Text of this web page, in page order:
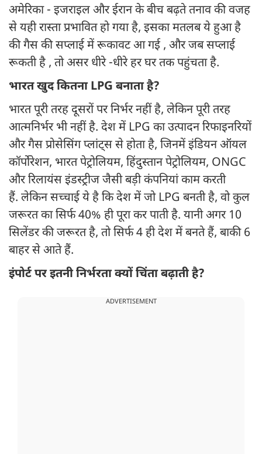
अमेरिका - इजराइल और ईरान के बीच बढ़ते तनाव की वजह
से यही रास्ता प्रभावित हो गया है, इसका मतलब ये हुआ है
की गैस की सप्लाई में रूकावट आ गई , और जब सप्लाई
रूकती है , तो असर धीरे -धीरे हर घर तक पहुंचता है.
भारत खुद कितना LPG बनाता है?
भारत पूरी तरह दूसरों पर निर्भर नहीं है, लेकिन पूरी तरह
आत्मनिर्भर भी नहीं है. देश में LPG का उत्पादन रिफाइनरियों
और गैस प्रोसेसिंग प्लांट्स से होता है, जिनमें इंडियन ऑयल
कॉर्पोरेशन, भारत पेट्रोलियम, हिंदुस्तान पेट्रोलियम, ONGC
और रिलायंस इंडस्ट्रीज जैसी बड़ी कंपनियां काम करती
हैं. लेकिन सच्चाई ये है कि देश में जो LPG बनती है, वो कुल
जरूरत का सिर्फ 40% ही पूरा कर पाती है. यानी अगर 10
सिलेंडर की जरूरत है, तो सिर्फ 4 ही देश में बनते हैं, बाकी 6
बाहर से आते हैं.
इंपोर्ट पर इतनी निर्भरता क्यों चिंता बढ़ाती है?
ADVERTISEMENT